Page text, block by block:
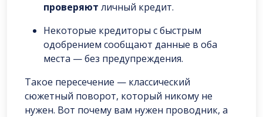
проверяют личный кредит.
Некоторые кредиторы с быстрым
одобрением сообщают данные в оба
места — без предупреждения.
Такое пересечение — классический
сюжетный поворот, который никому не
нужен. Вот почему вам нужен проводник, а